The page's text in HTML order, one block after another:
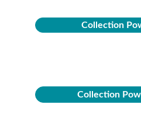
Collection
Collection